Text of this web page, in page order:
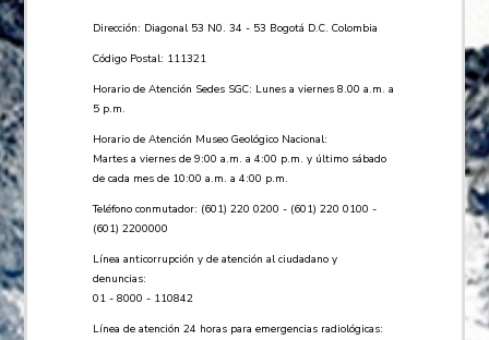
Dirección: Diagonal 53 N0. 34 - 53 Bogotá D.C. Colombia
Código Postal: 111321
Horario de Atención Sedes SGC: Lunes a viernes 8.00 a.m. a
5 p.m.
Horario de Atención Museo Geológico Nacional:
Martes a viernes de 9:00 a.m. a 4:00 p.m. y último sábado
de cada mes de 10:00 a.m. a 4:00 p.m.
Teléfono conmutador: (601) 220 0200 - (601) 220 0100 -
(601) 2200000
Línea anticorrupción y de atención al ciudadano y
denuncias:
01 - 8000 - 110842
Línea de atención 24 horas para emergencias radiológicas: